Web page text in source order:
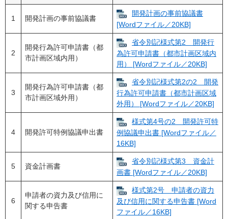
1 開発計画の事前協議書
開発計画の事前協議書
[Wordファイル／20KB]
2
開発行為許可申請書（都
市計画区域内用）
省令別記様式第2 開発行
為許可申請書（都市計画区域内
用） [Wordファイル／20KB]
3
開発行為許可申請書（都
市計画区域外用）
省令別記様式第2の2 開発
行為許可申請書（都市計画区域
外用） [Wordファイル／20KB]
4 開発許可特例協議申出書
様式第4号の2 開発許可特
例協議申出書 [Wordファイル／
16KB]
5 資金計画書
省令別記様式第3 資金計
画書 [Wordファイル／20KB]
6
申請者の資力及び信用に
関する申告書
様式第2号 申請者の資力
及び信用に関する申告書 [Word
ファイル／16KB]